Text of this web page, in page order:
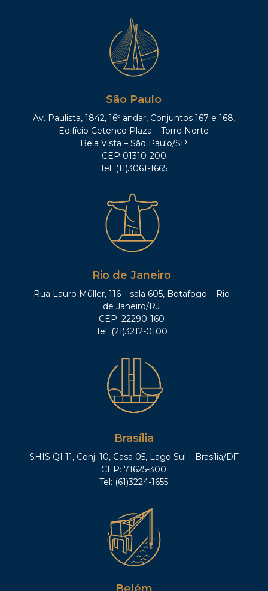
São Paulo
Av. Paulista, 1842, 16º andar, Conjuntos 167 e 168,
Edifício Cetenco Plaza – Torre Norte
Bela Vista – São Paulo/SP
CEP 01310-200
Tel: (11)3061-1665
Rio de Janeiro
Rua Lauro Müller, 116 – sala 605, Botafogo – Rio
de Janeiro/RJ
CEP: 22290-160
Tel: (21)3212-0100
Brasília
SHIS QI 11, Conj. 10, Casa 05, Lago Sul – Brasília/DF
CEP: 71625-300
Tel: (61)3224-1655